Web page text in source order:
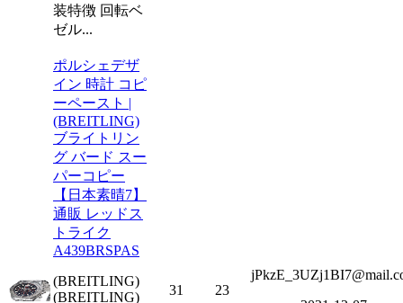
装特徴 回転ベ
ゼル...
ポルシェデザ
イン 時計 コピ
ーペースト |
(BREITLING)
ブライトリン
グ バード スー
パーコピー
【日本素晴7】
通販 レッドス
トライク
A439BRSPAS
(BREITLING)
(BREITLING)
31 23